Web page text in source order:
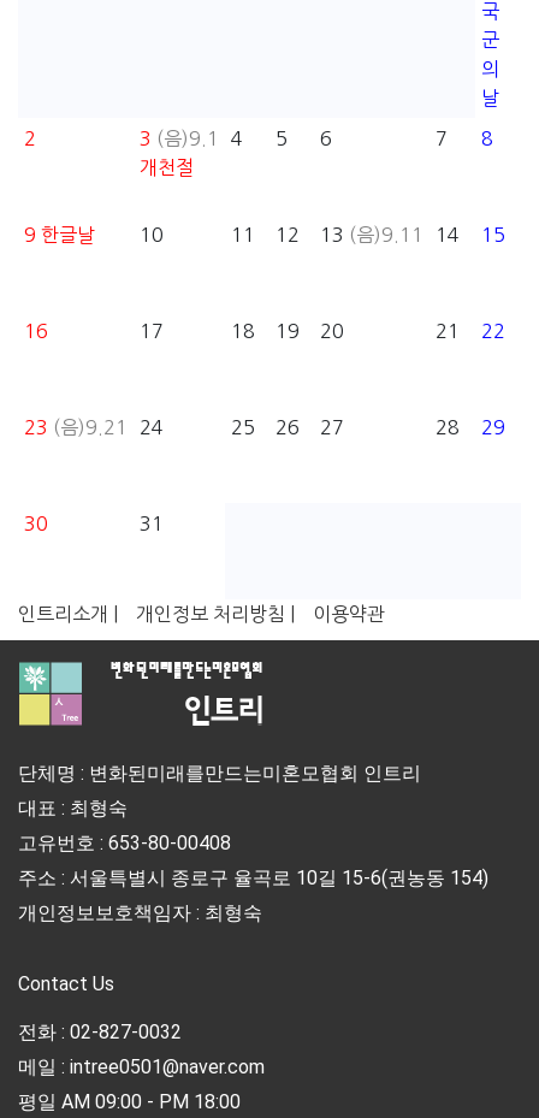
국
군
의
날
2 3 (음)9.1
개천절
4 5 6 7 8
9 한글날 10 11 12 13 (음)9.11 14 15
16 17 18 19 20 21 22
23 (음)9.21 24 25 26 27 28 29
30 31
인트리소개 | 개인정보 처리방침 | 이용약관
단체명 : 변화된미래를만드는미혼모협회 인트리
대표 : 최형숙
고유번호 : 653-80-00408
주소 : 서울특별시 종로구 율곡로 10길 15-6(권농동 154)
개인정보보호책임자 : 최형숙
Contact Us
전화 : 02-827-0032
메일 : intree0501@naver.com
평일 AM 09:00 - PM 18:00